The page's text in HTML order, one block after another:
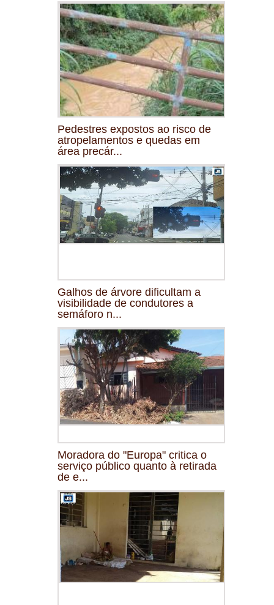
Pedestres expostos ao risco de
atropelamentos e quedas em
área precár...
Galhos de árvore dificultam a
visibilidade de condutores a
semáforo n...
Moradora do "Europa" critica o
serviço público quanto à retirada
de e...